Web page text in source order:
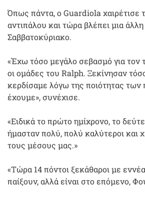
Όπως πάντα, ο Guardiola χαιρέτισε
αντιπάλου και τώρα βλέπει μια άλλη
Σαββατοκύριακο.
«Έχω τόσο μεγάλο σεβασμό για τον
οι ομάδες του Ralph. Ξεκίνησαν
κερδίσαμε λόγω της ποιότητας των
έχουμε», συνέχισε.
«Ειδικά το πρώτο ημίχρονο, το
ήμασταν πολύ, πολύ καλύτεροι και
τους μέσους μας.»
«Τώρα 14 πόντοι ξεκάθαροι με
παίξουν, αλλά είναι στο επόμενο,